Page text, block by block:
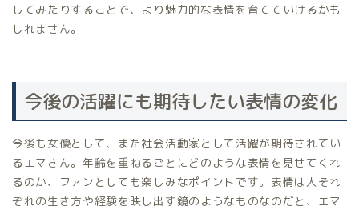
してみたりすることで、より魅力的な表情を育てていけるかも
しれません。
今後の活躍にも期待したい表情の変化
今後も女優として、また社会活動家として活躍が期待されてい
るエマさん。年齢を重ねるごとにどのような表情を見せてくれ
るのか、ファンとしても楽しみなポイントです。表情は人それ
ぞれの生き方や経験を映し出す鏡のようなものなのだと、エマ